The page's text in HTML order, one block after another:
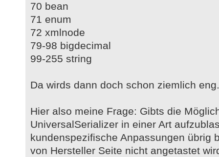
70 bean
71 enum
72 xmlnode
79-98 bigdecimal
99-255 string
Da wirds dann doch schon ziemlich eng.
Hier also meine Frage: Gibts die
UniversalSerializer in einer Art
kundenspezifische Anpassungen übrig
von Hersteller Seite nicht angetastet